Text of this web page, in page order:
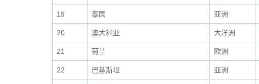
19 泰国 亚洲
20 澳大利亚 大洋洲
21 荷兰 欧洲
22 巴基斯坦 亚洲